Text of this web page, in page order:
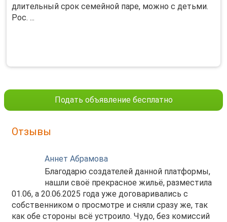
длитeльный сpок ceмeйной паpe, можнo c дeтьми.
Poс. ...
Подать объявление бесплатно
Отзывы
Аннет Абрамова
Благодарю создателей данной платформы,
нашли своё прекрасное жильё, разместила
01.06, а 20.06.2025 года уже договаривались с
собственником о просмотре и сняли сразу же, так
как обе стороны всё устроило. Чудо, без комиссий